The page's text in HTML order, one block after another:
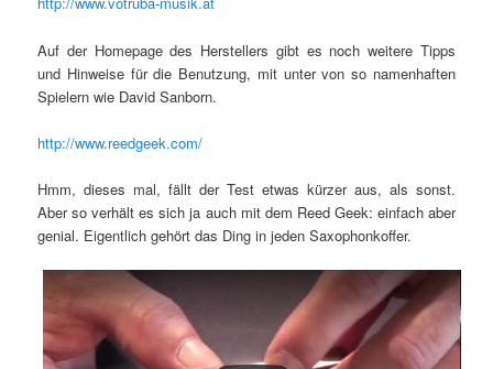
Auf der Homepage des Herstellers gibt es noch weitere Tipps
und Hinweise für die Benutzung, mit unter von so namenhaften
Spielern wie David Sanborn.
http://www.reedgeek.com/
Hmm, dieses mal, fällt der Test etwas kürzer aus, als sonst.
Aber so verhält es sich ja auch mit dem Reed Geek: einfach aber
genial. Eigentlich gehört das Ding in jeden Saxophonkoffer.